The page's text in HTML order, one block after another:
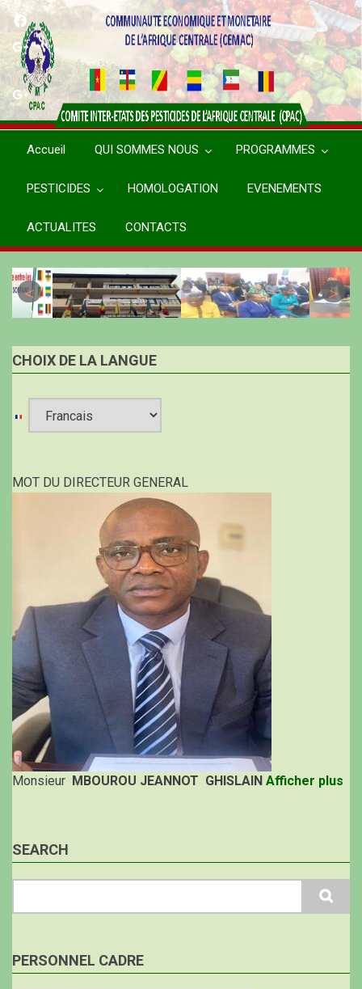
Aller
contenu
principal
Accueil QUI SOMMES NOUS PROGRAMMES
PESTICIDES HOMOLOGATION EVENEMENTS
ACTUALITES CONTACTS
CHOIX DE LA LANGUE
language
MOT DU DIRECTEUR GENERAL
Monsieur MBOUROU JEANNOT GHISLAIN Afficher plus
SEARCH
PERSONNEL CADRE